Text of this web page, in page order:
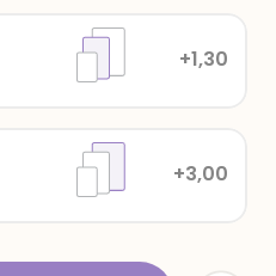
+3,00
+1,30